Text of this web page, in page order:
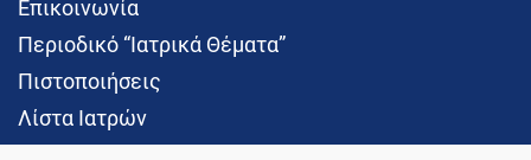
Επικοινωνία
Περιοδικό “Ιατρικά Θέματα”
Πιστοποιήσεις
Λίστα Ιατρών